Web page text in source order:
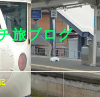
旅ブログ